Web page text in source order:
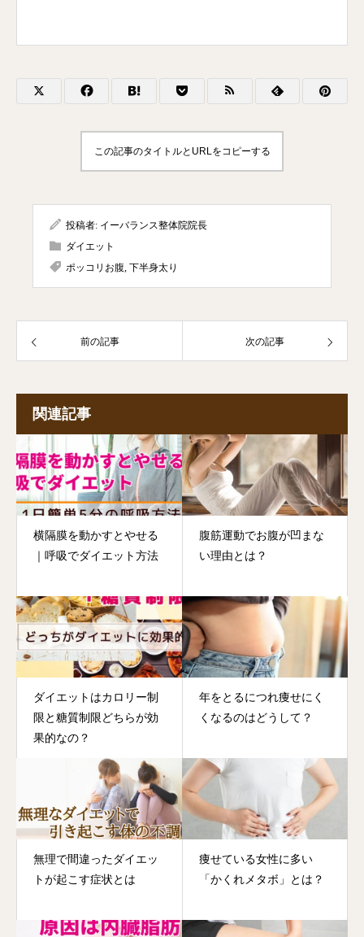
この記事のタイトルとURLをコピーする
投稿者: イーバランス整体院院長
ダイエット
ポッコリお腹, 下半身太り
前の記事 次の記事
関連記事
横隔膜を動かすとやせる
｜呼吸でダイエット方法
腹筋運動でお腹が凹まな
い理由とは？
ダイエットはカロリー制
限と糖質制限どちらが効
果的なの？
年をとるにつれ痩せにく
くなるのはどうして？
無理で間違ったダイエッ
トが起こす症状とは
痩せている女性に多い
「かくれメタボ」とは？